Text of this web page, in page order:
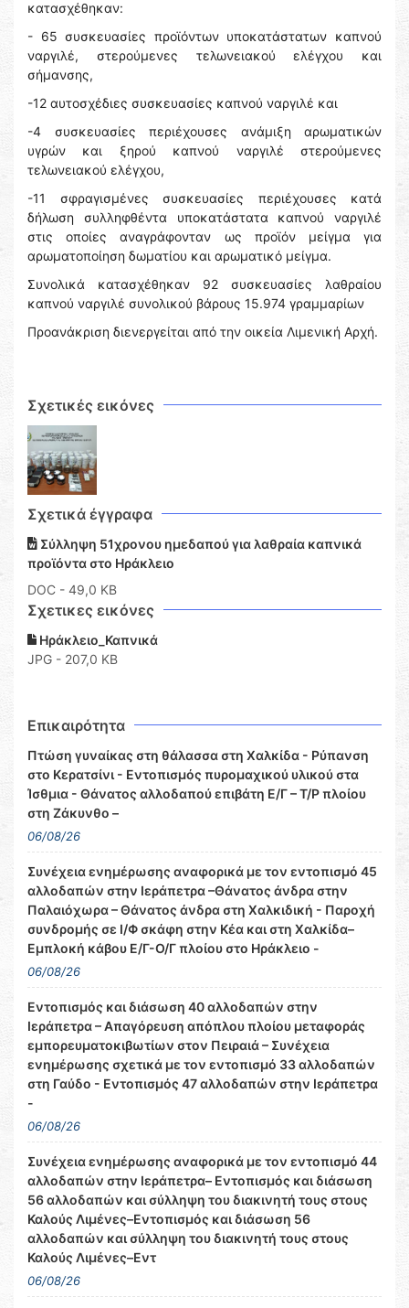
κατασχέθηκαν:
- 65 συσκευασίες προϊόντων υποκατάστατων καπνού
ναργιλέ, στερούμενες τελωνειακού ελέγχου και
σήμανσης,
-12 αυτοσχέδιες συσκευασίες καπνού ναργιλέ και
-4 συσκευασίες περιέχουσες ανάμιξη αρωματικών
υγρών και ξηρού καπνού ναργιλέ στερούμενες
τελωνειακού ελέγχου,
-11 σφραγισμένες συσκευασίες περιέχουσες κατά
δήλωση συλληφθέντα υποκατάστατα καπνού ναργιλέ
στις οποίες αναγράφονταν ως προϊόν μείγμα για
αρωματοποίηση δωματίου και αρωματικό μείγμα.
Συνολικά κατασχέθηκαν 92 συσκευασίες λαθραίου
καπνού ναργιλέ συνολικού βάρους 15.974 γραμμαρίων
Προανάκριση διενεργείται από την οικεία Λιμενική Αρχή.
Σχετικές εικόνες
Σχετικά έγγραφα
Σύλληψη 51χρονου ημεδαπού για λαθραία καπνικά
προϊόντα στο Ηράκλειο
DOC - 49,0 KB
Σχετικες εικόνες
Ηράκλειο_Καπνικά
JPG - 207,0 KB
Επικαιρότητα
Πτώση γυναίκας στη θάλασσα στη Χαλκίδα - Ρύπανση
στο Κερατσίνι - Εντοπισμός πυρομαχικού υλικού στα
Ίσθμια - Θάνατος αλλοδαπού επιβάτη Ε/Γ – Τ/Ρ πλοίου
στη Ζάκυνθο –
06/08/26
Συνέχεια ενημέρωσης αναφορικά με τον εντοπισμό 45
αλλοδαπών στην Ιεράπετρα –Θάνατος άνδρα στην
Παλαιόχωρα – Θάνατος άνδρα στη Χαλκιδική - Παροχή
συνδρομής σε Ι/Φ σκάφη στην Κέα και στη Χαλκίδα–
Εμπλοκή κάβου Ε/Γ-Ο/Γ πλοίου στο Ηράκλειο -
06/08/26
Εντοπισμός και διάσωση 40 αλλοδαπών στην
Ιεράπετρα – Απαγόρευση απόπλου πλοίου μεταφοράς
εμπορευματοκιβωτίων στον Πειραιά – Συνέχεια
ενημέρωσης σχετικά με τον εντοπισμό 33 αλλοδαπών
στη Γαύδο - Εντοπισμός 47 αλλοδαπών στην Ιεράπετρα
-
06/08/26
Συνέχεια ενημέρωσης αναφορικά με τον εντοπισμό 44
αλλοδαπών στην Ιεράπετρα– Εντοπισμός και διάσωση
56 αλλοδαπών και σύλληψη του διακινητή τους στους
Καλούς Λιμένες–Εντοπισμός και διάσωση 56
αλλοδαπών και σύλληψη του διακινητή τους στους
Καλούς Λιμένες–Εντ
06/08/26